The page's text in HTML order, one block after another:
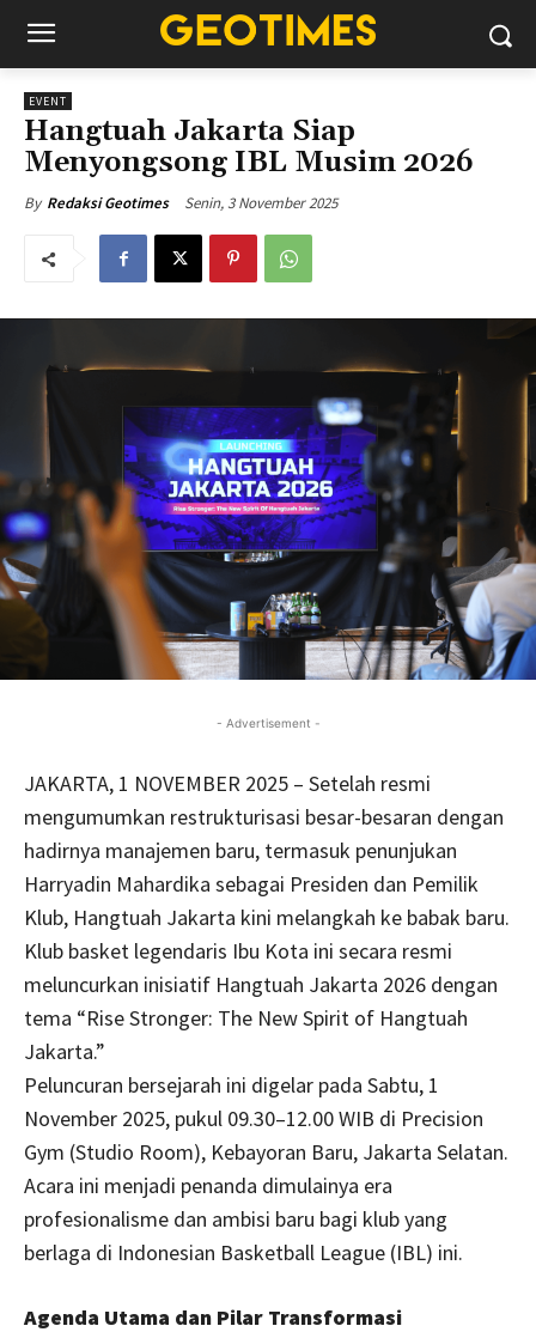
EVENT
Hangtuah Jakarta Siap
Menyongsong IBL Musim 2026
By Redaksi Geotimes Senin, 3 November 2025
- Advertisement -
JAKARTA, 1 NOVEMBER 2025 – Setelah resmi
mengumumkan restrukturisasi besar-besaran dengan
hadirnya manajemen baru, termasuk penunjukan
Harryadin Mahardika sebagai Presiden dan Pemilik
Klub, Hangtuah Jakarta kini melangkah ke babak baru.
Klub basket legendaris Ibu Kota ini secara resmi
meluncurkan inisiatif Hangtuah Jakarta 2026 dengan
tema “Rise Stronger: The New Spirit of Hangtuah
Jakarta.”
Peluncuran bersejarah ini digelar pada Sabtu, 1
November 2025, pukul 09.30–12.00 WIB di Precision
Gym (Studio Room), Kebayoran Baru, Jakarta Selatan.
Acara ini menjadi penanda dimulainya era
profesionalisme dan ambisi baru bagi klub yang
berlaga di Indonesian Basketball League (IBL) ini.
Agenda Utama dan Pilar Transformasi